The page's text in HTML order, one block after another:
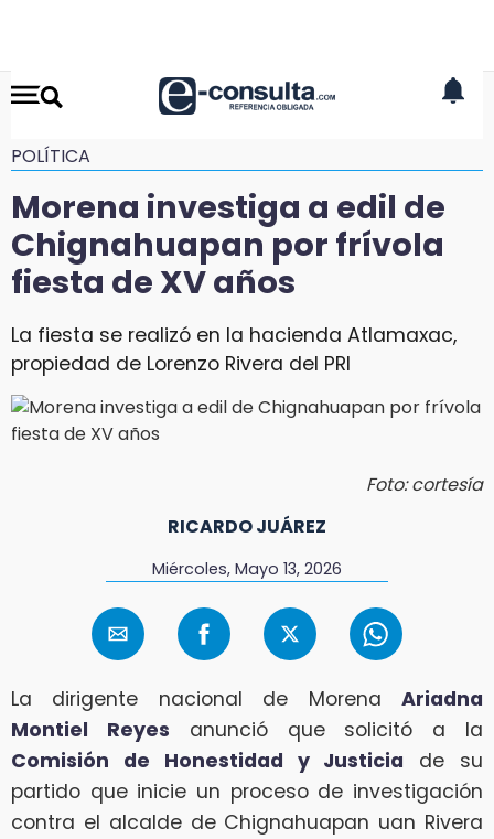
POLÍTICA
Morena investiga a edil de
Chignahuapan por frívola
fiesta de XV años
La fiesta se realizó en la hacienda Atlamaxac,
propiedad de Lorenzo Rivera del PRI
Foto: cortesía
RICARDO JUÁREZ
Miércoles, Mayo 13, 2026
La dirigente nacional de Morena Ariadna
Montiel Reyes anunció que solicitó a la
Comisión de Honestidad y Justicia de su
partido que inicie un proceso de investigación
contra el alcalde de Chignahuapan uan Rivera